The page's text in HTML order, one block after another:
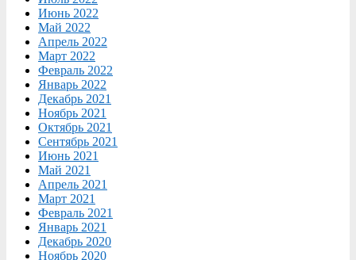
Июнь 2022
Май 2022
Апрель 2022
Март 2022
Февраль 2022
Январь 2022
Декабрь 2021
Ноябрь 2021
Октябрь 2021
Сентябрь 2021
Июнь 2021
Май 2021
Апрель 2021
Март 2021
Февраль 2021
Январь 2021
Декабрь 2020
Ноябрь 2020